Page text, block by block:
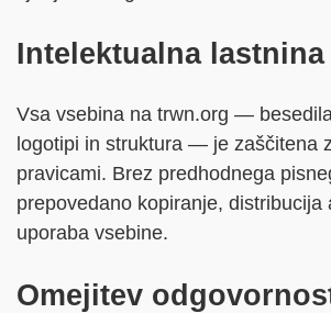
Intelektualna lastnina
Vsa vsebina na trwn.org —
logotipi in struktura — je zaščitena
pravicami. Brez predhodnega
prepovedano kopiranje, distribucija
uporaba vsebine.
Omejitev